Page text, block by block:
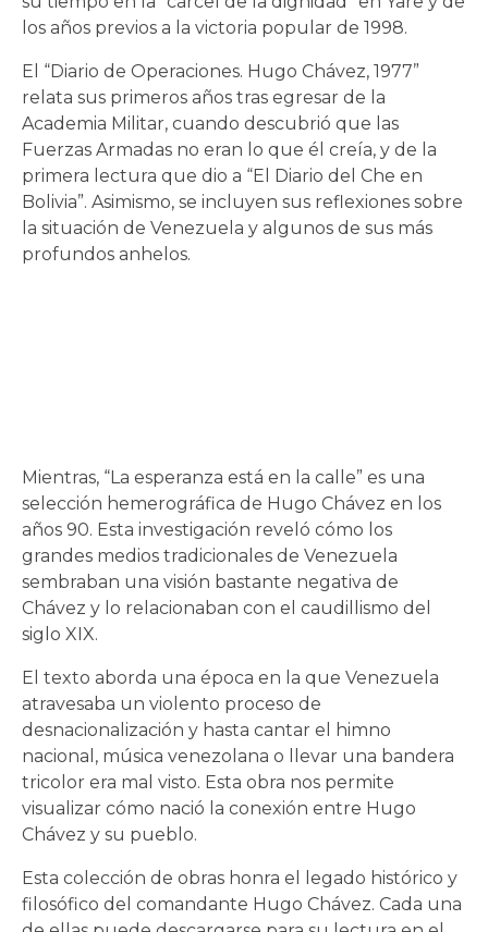
los años previos a la victoria popular de 1998.
El “Diario de Operaciones. Hugo Chávez, 1977”
relata sus primeros años tras egresar de la
Academia Militar, cuando descubrió que las
Fuerzas Armadas no eran lo que él creía, y de la
primera lectura que dio a “El Diario del Che en
Bolivia”. Asimismo, se incluyen sus reflexiones sobre
la situación de Venezuela y algunos de sus más
profundos anhelos.
Mientras, “La esperanza está en la calle” es una
selección hemerográfica de Hugo Chávez en los
años 90. Esta investigación reveló cómo los
grandes medios tradicionales de Venezuela
sembraban una visión bastante negativa de
Chávez y lo relacionaban con el caudillismo del
siglo XIX.
El texto aborda una época en la que Venezuela
atravesaba un violento proceso de
desnacionalización y hasta cantar el himno
nacional, música venezolana o llevar una bandera
tricolor era mal visto. Esta obra nos permite
visualizar cómo nació la conexión entre Hugo
Chávez y su pueblo.
Esta colección de obras honra el legado histórico y
filosófico del comandante Hugo Chávez. Cada una